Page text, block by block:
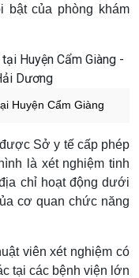
bật của phòng khám
Huyện Cẩm Giàng
Sở y tế cấp phép
là xét nghiệm tinh
chỉ hoạt động dưới
cơ quan chức năng
viên xét nghiệm có
tại các bệnh viện lớn